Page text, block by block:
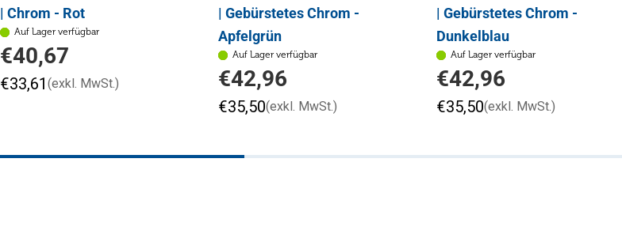
| Chrom - Rot
Auf Lager verfügbar
Regulärer
Preis
€40,67
€33,61 (exkl. MwSt.)
| Gebürstetes Chrom -
Apfelgrün
Auf Lager verfügbar
Regulärer
Preis
€42,96
€35,50(exkl. MwSt.)
| Gebürstetes Chrom -
Dunkelblau
Auf Lager verfügbar
Regulärer
Preis
€42,96
€35,50(exkl. MwSt.)